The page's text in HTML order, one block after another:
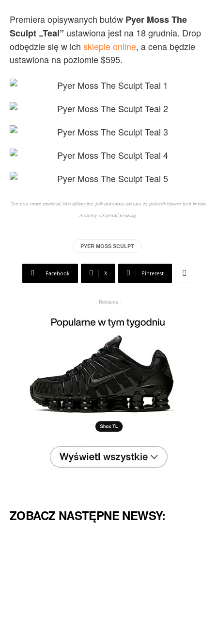
Premiera opisywanych butów Pyer Moss The
Sculpt „Teal” ustawiona jest na 18 grudnia. Drop
odbędzie się w ich sklepie online, a cena będzie
ustawiona na poziomie $595.
Ten post może zawierać linki afiliacyjne. Jeśli dokonasz zakupu za pośrednictwem tych linków,
możemy otrzymać prowizję.
PYER MOSS SCULPT
Facebook X Pinterest
- Reklama -
ZOBACZ NASTĘPNE NEWSY: